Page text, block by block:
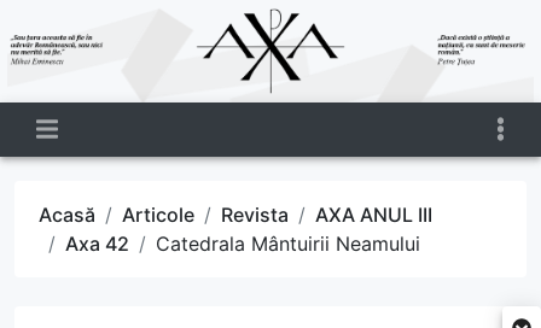
Acasă Articole Revista
AXA ANUL III
Axa 42
Catedrala Mântuirii Neamului